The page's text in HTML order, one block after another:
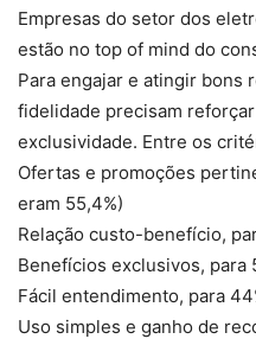
Empresas do setor dos
estão no top of mind do
Para engajar e atingir bons
fidelidade precisam
exclusividade. Entre os
Ofertas e promoções
eram 55,4%)
Relação custo-benefício,
Benefícios exclusivos, para
Fácil entendimento, para
Uso simples e ganho de